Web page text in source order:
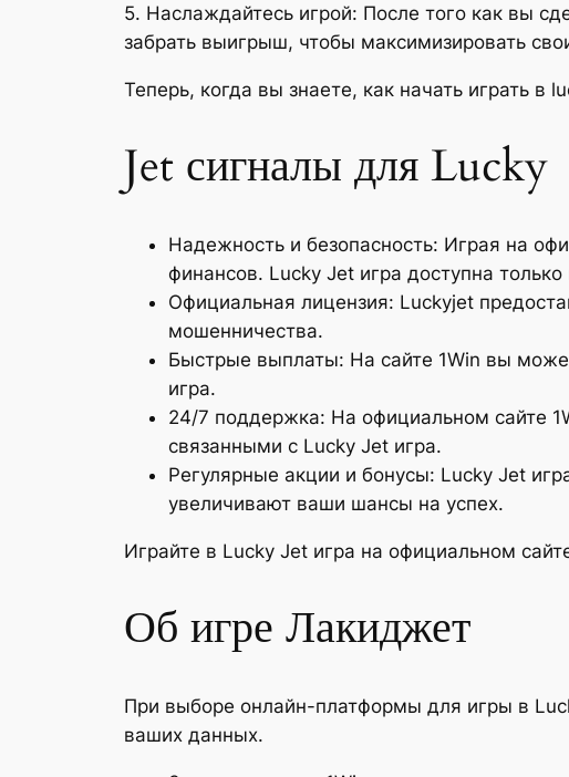
5. Наслаждайтесь игрой: После того как вы
забрать выигрыш, чтобы максимизировать
Теперь, когда вы знаете, как начать играть в
Jet сигналы для Lucky
Надежность и безопасность: Играя на
финансов. Lucky Jet игра доступна
Официальная лицензия: Luckyjet
мошенничества.
Быстрые выплаты: На сайте 1Win вы
игра.
24/7 поддержка: На официальном сайте
связанными с Lucky Jet игра.
Регулярные акции и бонусы: Lucky Jet
увеличивают ваши шансы на успех.
Играйте в Lucky Jet игра на официальном
Об игре Лакиджет
При выборе онлайн-платформы для игры в
ваших данных.